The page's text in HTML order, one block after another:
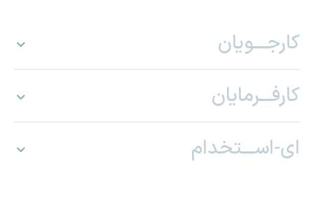
کارجـــویان
کارفـــرمایان
ای-اســـتخدام